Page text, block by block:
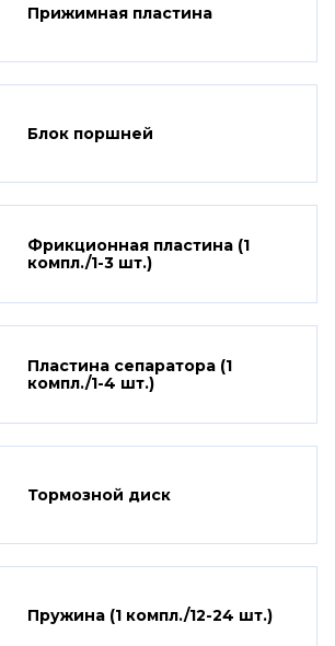
Прижимная пластина
Блок поршней
Фрикционная пластина (1
компл./1-3 шт.)
Пластина сепаратора (1
компл./1-4 шт.)
Тормозной диск
Пружина (1 компл./12-24 шт.)